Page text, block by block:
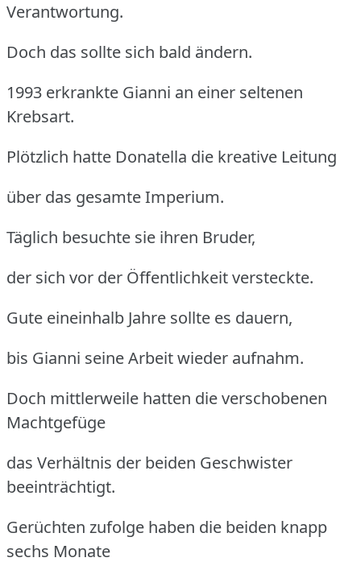
Verantwortung.
Doch das sollte sich bald ändern.
1993 erkrankte Gianni an einer seltenen
Krebsart.
Plötzlich hatte Donatella die kreative Leitung
über das gesamte Imperium.
Täglich besuchte sie ihren Bruder,
der sich vor der Öffentlichkeit versteckte.
Gute eineinhalb Jahre sollte es dauern,
bis Gianni seine Arbeit wieder aufnahm.
Doch mittlerweile hatten die verschobenen
Machtgefüge
das Verhältnis der beiden Geschwister
beeinträchtigt.
Gerüchten zufolge haben die beiden knapp
sechs Monate